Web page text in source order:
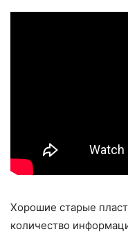
Хорошие старые
количество